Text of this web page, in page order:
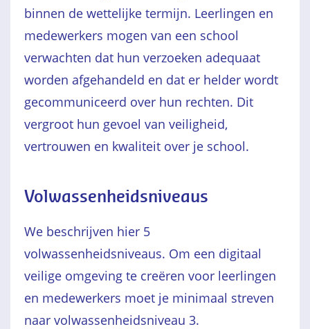
binnen de wettelijke termijn. Leerlingen en
medewerkers mogen van een school
verwachten dat hun verzoeken adequaat
worden afgehandeld en dat er helder wordt
gecommuniceerd over hun rechten. Dit
vergroot hun gevoel van veiligheid,
vertrouwen en kwaliteit over je school.
Volwassenheidsniveaus
We beschrijven hier 5
volwassenheidsniveaus. Om een digitaal
veilige omgeving te creëren voor leerlingen
en medewerkers moet je minimaal streven
naar volwassenheidsniveau 3.